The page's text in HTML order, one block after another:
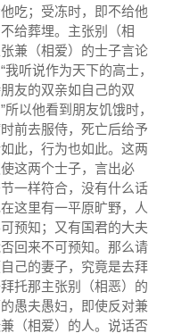
吃；受冻时，即不给他
给葬埋。主张别（相
兼（相爱）的士子言论
听说作为天下的高士，
友的双亲如自己的双
以他看到朋友饥饿时，
前去服侍，死亡后给予
此，行为也如此。这两
这两个士子，言出必
一样符合，没有什么话
这里有一平原旷野，人
预知；又有国君的大夫
回来不可预知。那么请
己的妻子，究竟是去拜
托那主张别（相恶）的
愚夫愚妇，即使反对兼
（相爱）的人。说话否